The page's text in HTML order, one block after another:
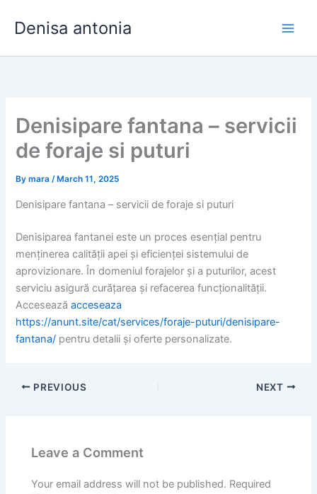
Denisa antonia
Denisipare fantana – servicii
de foraje si puturi
Bymara/ March 11, 2025
Denisipare fantana – servicii de foraje si puturi
Denisiparea fantanei este un proces esențial pentru
menținerea calității apei și eficienței sistemului de
aprovizionare. În domeniul forajelor și a puturilor, acest
serviciu asigură curățarea și refacerea funcționalității.
Acceseazăacceseaza
https://anunt.site/cat/services/foraje-puturi/denisipare-
fantana/ pentru detalii și oferte personalizate.
PREVIOUS NEXT
Leave a Comment
Your email address will not be published. Required